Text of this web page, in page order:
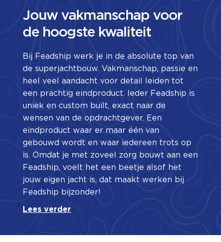
Jouw vakmanschap voor
de hoogste kwaliteit
Bij Feadship werk je in de absolute top van
de superjachtbouw. Vakmanschap, passie en
heel veel aandacht voor detail leiden tot
een prachtig eindproduct. Ieder Feadship is
uniek en custom built, exact naar de
wensen van de opdrachtgever. Een
eindproduct waar er maar één van
gebouwd wordt en waar iedereen trots op
is. Omdat je met zoveel zorg bouwt aan een
Feadship, voelt het een beetje alsof het
jouw eigen jacht is, dat maakt werken bij
Feadship bijzonder!
Lees verder